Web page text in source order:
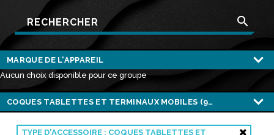
search
TYPE D'ACCESSOIRE : COQUES TABLETTES ET
Aucun choix disponible pour ce groupe